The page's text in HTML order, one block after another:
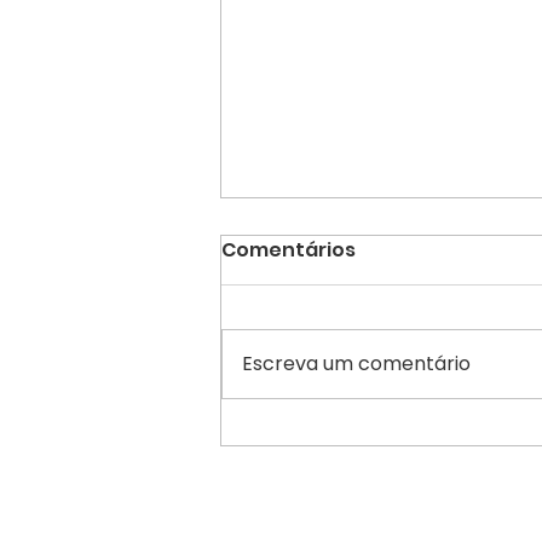
Vinhos biodinâmicos:
Comentários
Escreva um comentário